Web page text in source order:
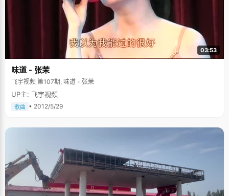
03:53
味道 - 张茉
飞宇视频 第107期, 味道 - 张茉
UP主: 飞宇视频
歌曲 • 2012/5/29